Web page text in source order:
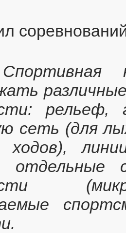
рельеф,
сеть (для
отдельные